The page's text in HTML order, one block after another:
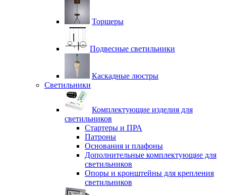
Торшеры
Подвесные светильники
Каскадные люстры
Светильники
Комплектующие изделия для
светильников
Стартеры и ПРА
Патроны
Основания и плафоны
Дополнительные комплектующие для
светильников
Опоры и кронштейны для крепления
светильников